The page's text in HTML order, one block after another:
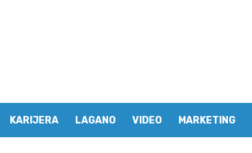
KARIJERA LAGANO VIDEO MARKETING